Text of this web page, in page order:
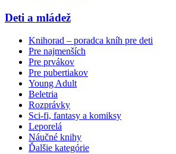
Deti a mládež
Knihorad – poradca kníh pre deti
Pre najmenších
Pre prvákov
Pre pubertiakov
Young Adult
Beletria
Rozprávky
Sci-fi, fantasy a komiksy
Leporelá
Náučné knihy
Ďalšie kategórie